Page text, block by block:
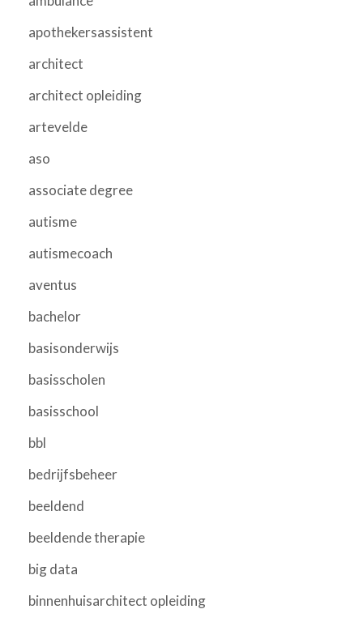
apothekersassistent
architect
architect opleiding
artevelde
aso
associate degree
autisme
autismecoach
aventus
bachelor
basisonderwijs
basisscholen
basisschool
bbl
bedrijfsbeheer
beeldend
beeldende therapie
big data
binnenhuisarchitect opleiding